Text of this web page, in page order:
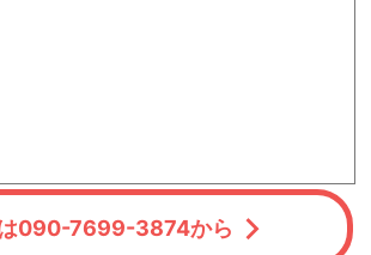
090-7699-3874から